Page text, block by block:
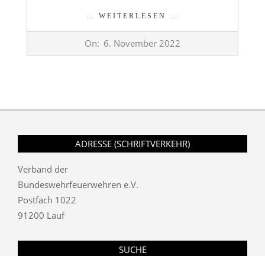
… WEITERLESEN …
On: 6. November 2022
ADRESSE (SCHRIFTVERKEHR)
Verband der
Bundeswehrfeuerwehren e.V.
Postfach 1022
91200 Lauf
SUCHE